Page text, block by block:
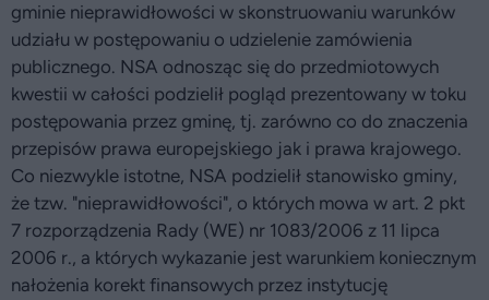
gminie nieprawidłowości w skonstruowaniu warunków
udziału w postępowaniu o udzielenie zamówienia
publicznego. NSA odnosząc się do przedmiotowych
kwestii w całości podzielił pogląd prezentowany w toku
postępowania przez gminę, tj. zarówno co do znaczenia
przepisów prawa europejskiego jak i prawa krajowego.
Co niezwykle istotne, NSA podzielił stanowisko gminy,
że tzw. "nieprawidłowości", o których mowa w art. 2 pkt
7 rozporządzenia Rady (WE) nr 1083/2006 z 11 lipca
2006 r., a których wykazanie jest warunkiem koniecznym
nałożenia korekt finansowych przez instytucję